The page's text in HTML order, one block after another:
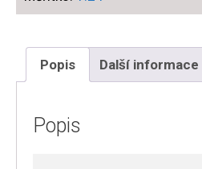
množství
Popis Další informace
Popis